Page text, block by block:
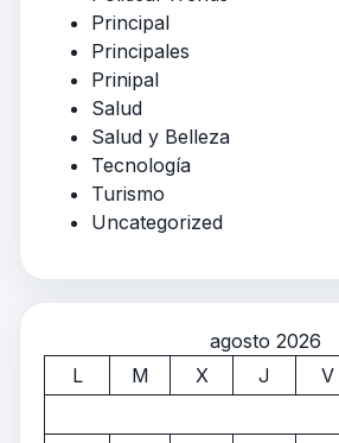
Principal
Principales
Prinipal
Salud
Salud y Belleza
Tecnología
Turismo
Uncategorized
agosto 2026
L
M X J V